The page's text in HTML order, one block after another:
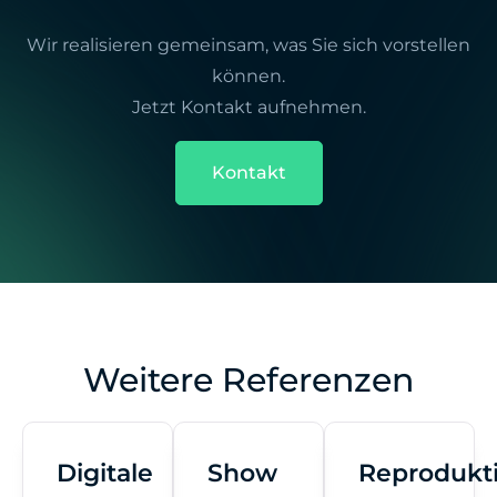
Wir realisieren gemeinsam, was Sie sich vorstellen
können.
Jetzt Kontakt aufnehmen.
Kontakt
Weitere Referenzen
Digitale
Show